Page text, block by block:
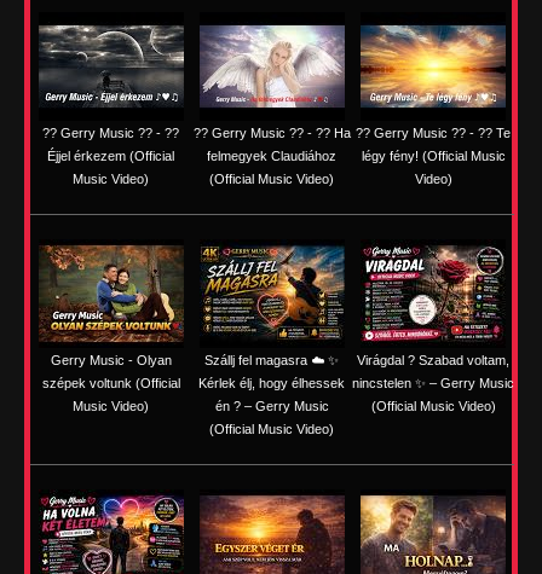
?? Gerry Music ?? - ??
Éjjel érkezem (Official
Music Video)
?? Gerry Music ?? - ?? Ha
felmegyek Claudiához
(Official Music Video)
?? Gerry Music ?? - ?? Te
légy fény! (Official Music
Video)
Gerry Music - Olyan
szépek voltunk (Official
Music Video)
Szállj fel magasra ☁️ ✨
Kérlek élj, hogy élhessek
én ? – Gerry Music
(Official Music Video)
Virágdal ? Szabad voltam,
nincstelen ✨ – Gerry Music
(Official Music Video)